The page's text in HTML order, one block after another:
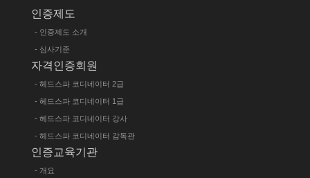
인증제도
- 인증제도 소개
- 심사기준
자격인증회원
- 헤드스파 코디네이터 2급
- 헤드스파 코디네이터 1급
- 헤드스파 코디네이터 강사
- 헤드스파 코디네이터 감독관
인증교육기관
- 개요